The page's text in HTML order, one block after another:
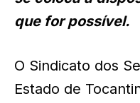
que for possível.
O Sindicato dos
Estado de